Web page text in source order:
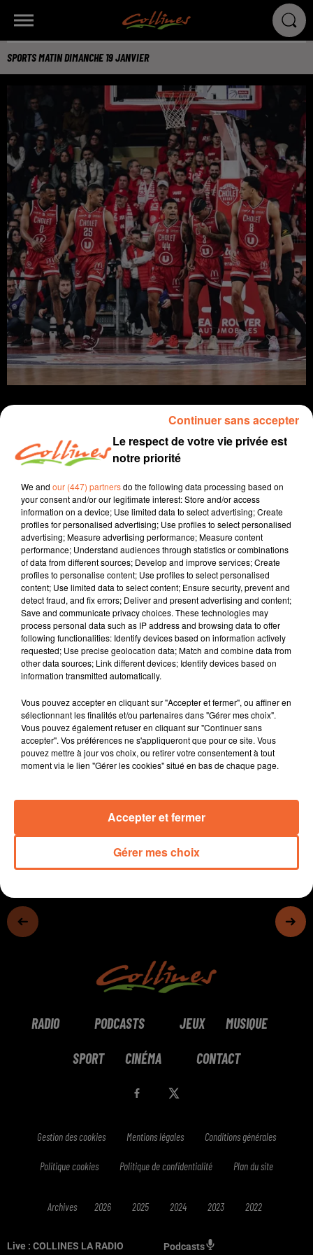
Live : COLLINES LA RADIO Podcasts
SPORTS MATIN DIMANCHE 19 JANVIER
sport infos réactions
19 janvier 2025 - 23 min 42 sec
SPORTS MATIN DIMANCHE 19 JANVIER
David Puaud
Sport
Présenté par Dominique Cadu et David Puaud
En football, nous parlerons du club de Buslaurs-
Thireuil avec sa jeune co-présidente Axelle Geffard
En Rég 1, Nueillaubiers a perdu face à Périgny
En basket, Cholet a dû s'employer pour s'imposer face
Le choc entre le 2ème et le 1er en Nat 2 Fem : Chauray
a battu Basket Landes et reprend la tête au chapionnat
Et puis en course à pieds, le Trail des Sentiers
RADIO PODCASTS JEUX MUSIQUE
SPORT CINÉMA CONTACT
Gestion des cookies Mentions légales Conditions générales
Politique cookies Politique de confidentialité Plan du site
Archives 2026 2025 2024 2023 2022
Le respect de votre vie privée est
notre priorité
We and our (447) partnersdo the following data processing based on
your consent and/or our legitimate interest: Store and/or access
information on a device; Use limited data to select advertising; Create
profiles for personalised advertising; Use profiles to select personalised
advertising; Measure advertising performance; Measure content
performance; Understand audiences through statistics or combinations
of data from different sources; Develop and improve services; Create
profiles to personalise content; Use profiles to select personalised
content; Use limited data to select content; Ensure security, prevent and
detect fraud, and fix errors; Deliver and present advertising and content;
Save and communicate privacy choices. These technologies may
process personal data such as IP address and browsing data to offer
following functionalities: Identify devices based on information actively
requested; Use precise geolocation data; Match and combine data from
other data sources; Link different devices; Identify devices based on
information transmitted automatically.
Vous pouvez accepter en cliquant sur "Accepter et fermer", ou affiner en
sélectionnant les finalités et/ou partenaires dans "Gérer mes choix".
Vous pouvez également refuser en cliquant sur "Continuer sans
accepter". Vos préférences ne s'appliqueront que pour ce site. Vous
pouvez mettre à jour vos choix, ou retirer votre consentement à tout
moment via le lien "Gérer les cookies" situé en bas de chaque page.
Gérer mes choix
Accepter et fermer
Continuer sans accepter